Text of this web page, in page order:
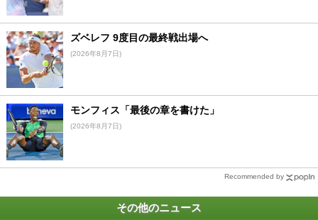
ズベレフ 9度目の最終戦出場へ
(2026年8月7日)
モンフィス「最後の章を書けた」
(2026年8月7日)
Recommended by
その他のニュース